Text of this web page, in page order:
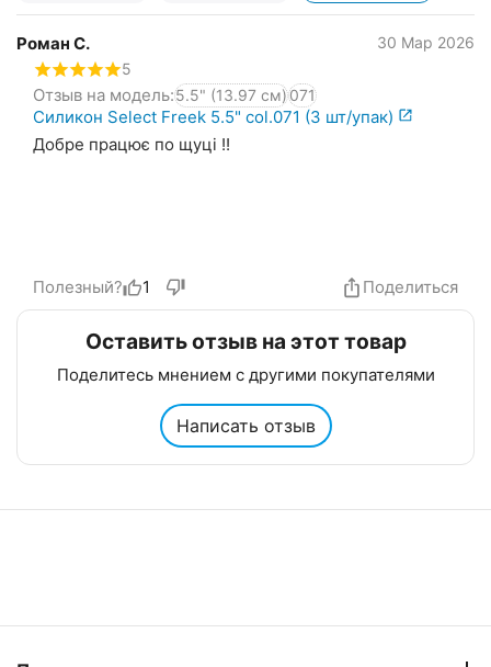
Роман С.
30 Мар 2026
5
Отзыв на модель:5.5" (13.97 см)071
Силикон Select Freek 5.5" col.071 (3 шт/упак)
Добре працює по щуці !!
Полезный? 1 Поделиться
Оставить отзыв на этот товар
Поделитесь мнением с другими покупателями
Написать отзыв